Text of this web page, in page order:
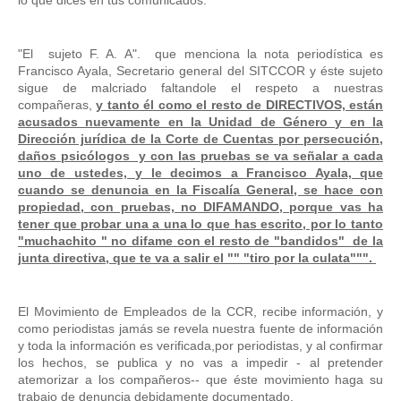
"El  sujeto F. A. A".  que menciona la nota periodística es
Francisco Ayala, Secretario general del SITCCOR y éste sujeto
sigue de malcriado faltandole el respeto a nuestras
compañeras, y tanto él como el resto de DIRECTIVOS, están
acusados nuevamente en la Unidad de Género y en la
Dirección jurídica de la Corte de Cuentas por persecución,
daños psicólogos  y con las pruebas se va señalar a cada
uno de ustedes, y le decimos a Francisco Ayala, que
cuando se denuncia en la Fiscalía General, se hace con
propiedad, con pruebas, no DIFAMANDO, porque vas ha
tener que probar una a una lo que has escrito, por lo tanto
"muchachito " no difame con el resto de "bandidos"  de la
junta directiva, que te va a salir el "" "tiro por la culata""".
El Movimiento de Empleados de la CCR, recibe información, y
como periodistas jamás se revela nuestra fuente de información
y toda la información es verificada,por periodistas, y al confirmar
los hechos, se publica y no vas a impedir - al pretender
atemorizar a los compañeros-- que éste movimiento haga su
trabajo de denuncia debidamente documentado.